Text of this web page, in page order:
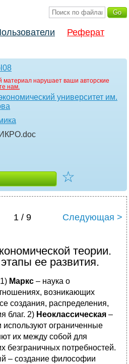
Реферат
материал нарушает ваши авторские
нам.
университет им.
.doc
☆
1 / 9 Следующая >
теории.
ее развития.
Маркс – наука о
возникающих
создания, распределения,
благ. 2) Неоклассическая –
используют ограниченные
их между собой для
безграничных потребностей.
– создание философии